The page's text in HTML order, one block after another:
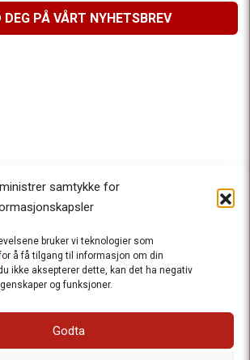
samtykke for
bruker vi teknologier som
å få tilgang til informasjon om din
ikke aksepterer dette, kan det ha negativ
og funksjoner.
Godta
DEG PÅ VÅRT NYHETSBREV
klimaaksjon
redaktør
: Halfdan Wiik |
: Postboks 1231 Vika, 0110 Oslo.